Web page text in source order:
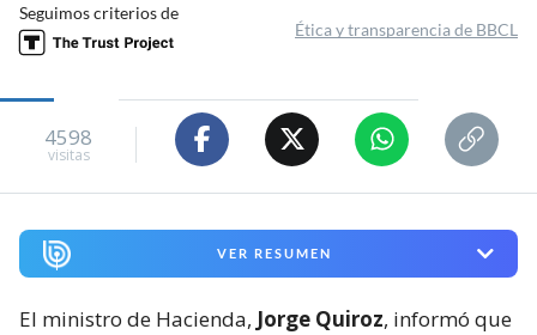
Seguimos criterios de
Ética y transparencia de BBCL
4598
visitas
VER RESUMEN
El ministro de Hacienda, Jorge Quiroz, informó que